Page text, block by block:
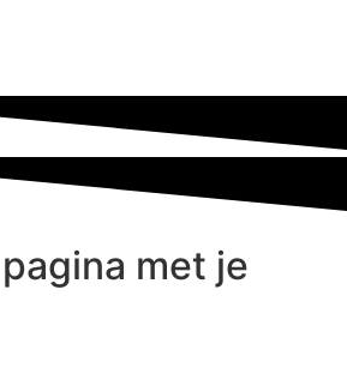
met je